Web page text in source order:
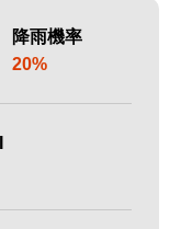
降雨機率
20%